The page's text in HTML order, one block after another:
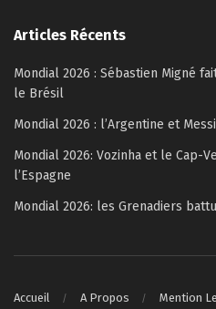
Articles Récents
Mondial 2026 : Sébastien Migné
le Brésil
Mondial 2026 : l’Argentine et
Mondial 2026: Vozinha et le Cap-
l’Espagne
Mondial 2026: les Grenadiers
Accueil A Propos Mention